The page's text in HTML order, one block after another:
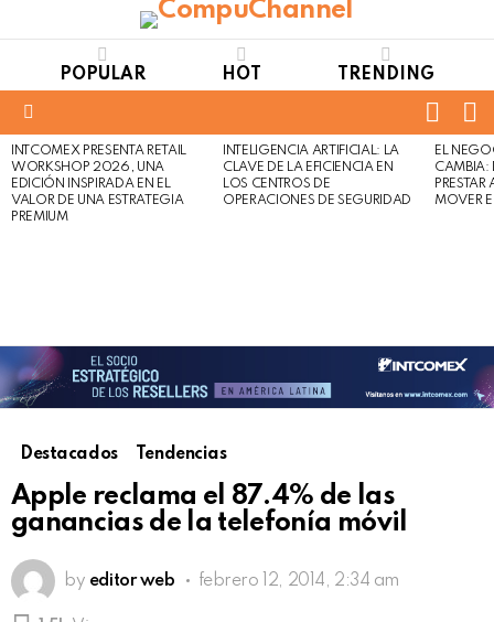
POPULAR HOT TRENDING
LATEST
STORIES
INTCOMEX PRESENTA RETAIL
WORKSHOP 2026, UNA
EDICIÓN INSPIRADA EN EL
VALOR DE UNA ESTRATEGIA
PREMIUM
INTELIGENCIA ARTIFICIAL: LA
CLAVE DE LA EFICIENCIA EN
LOS CENTROS DE
OPERACIONES DE SEGURIDAD
EL
CAMBIA:
MOVER
Destacados Tendencias
Apple reclama el 87.4% de las
ganancias de la telefonía móvil
by editor web febrero 12, 2014, 2:34 am